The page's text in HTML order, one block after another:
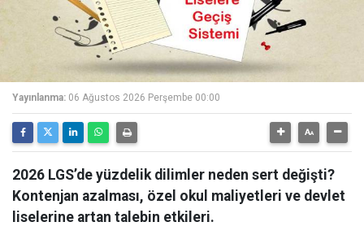
Yayınlanma: 06 Ağustos 2026 Perşembe 00:00
2026 LGS’de yüzdelik dilimler neden sert değişti?
Kontenjan azalması, özel okul maliyetleri ve devlet
liselerine artan talebin etkileri.